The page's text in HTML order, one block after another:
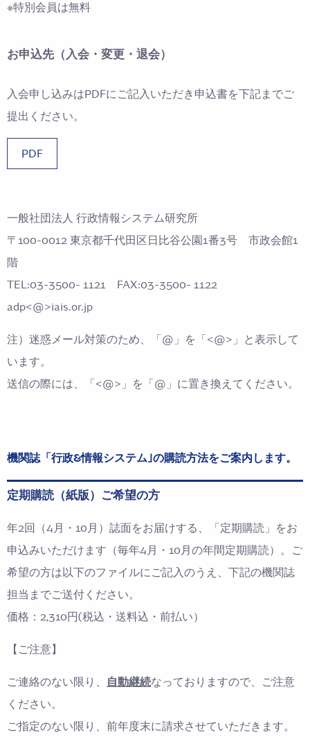
※特別会員は無料
お申込先（入会・変更・退会）
入会申し込みはPDFにご記入いただき申込書を下記までご
提出ください。
PDF
一般社団法人 行政情報システム研究所
〒100-0012 東京都千代田区日比谷公園1番3号 市政会館1
階
TEL:03-3500- 1121 FAX:03-3500- 1122
adp<@>iais.or.jp
注）迷惑メール対策のため、「@」を「<@>」と表示して
います。
送信の際には、「<@>」を「@」に置き換えてください。
機関誌「行政&情報システム｣の購読方法をご案内します。
定期購読（紙版）ご希望の方
年2回（4月・10月）誌面をお届けする、「定期購読」をお
申込みいただけます（毎年4月・10月の年間定期購読）。ご
希望の方は以下のファイルにご記入のうえ、下記の機関誌
担当までご送付ください。
価格：2,310円(税込・送料込・前払い）
【ご注意】
ご連絡のない限り、 自動継続なっておりますので、ご注意
ください。
ご指定のない限り、前年度末に請求させていただきます。